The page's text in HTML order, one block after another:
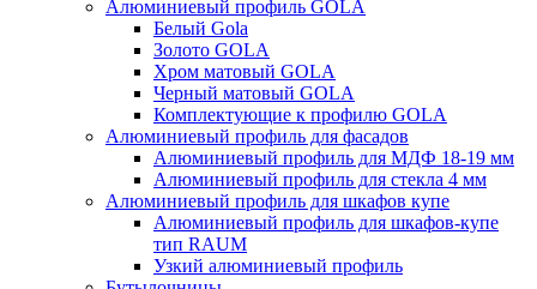
Алюминиевый профиль GOLA
Белый Gola
Золото GOLA
Хром матовый GOLA
Черный матовый GOLA
Комплектующие к профилю GOLA
Алюминиевый профиль для фасадов
Алюминиевый профиль для МДФ 18-19 мм
Алюминиевый профиль для стекла 4 мм
Алюминиевый профиль для шкафов купе
Алюминиевый профиль для шкафов-купе
тип RAUM
Узкий алюминиевый профиль